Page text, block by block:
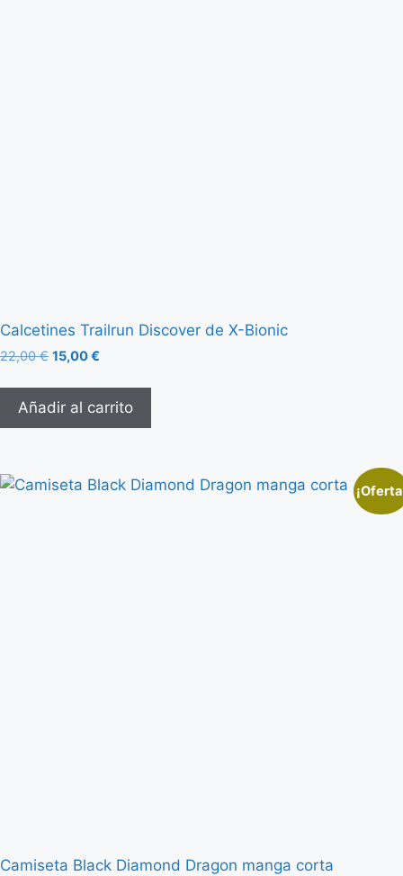
Calcetines Trailrun Discover de X-Bionic
22,00€ 15,00€
Añadir al carrito
Camiseta Black Diamond Dragon manga corta